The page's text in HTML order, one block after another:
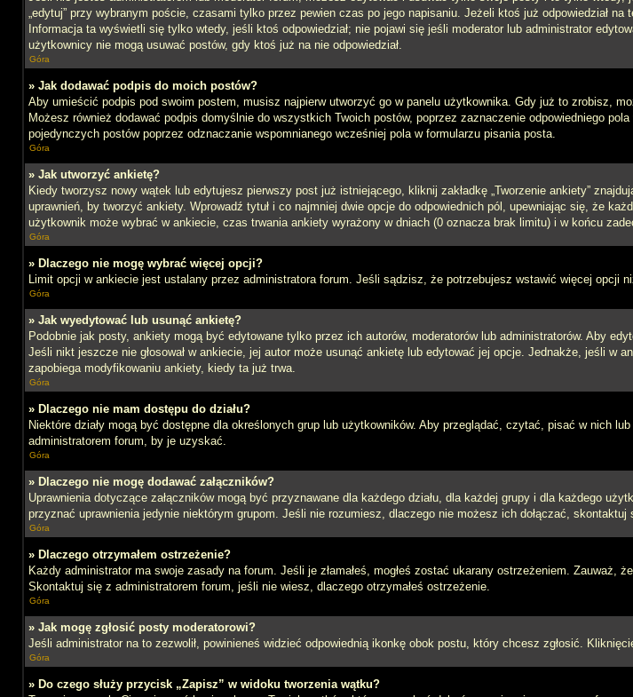
„edytuj” przy wybranym poście, czasami tylko przez pewien czas po jego napisaniu. Jeżeli ktoś już odpowiedział
Informacja ta wyświetli się tylko wtedy, jeśli ktoś odpowiedział; nie pojawi się jeśli moderator lub administrator
użytkownicy nie mogą usuwać postów, gdy ktoś już na nie odpowiedział.
Góra
» Jak dodawać podpis do moich postów?
Aby umieścić podpis pod swoim postem, musisz najpierw utworzyć go w panelu użytkownika. Gdy już to zrobisz,
Możesz również dodawać podpis domyślnie do wszystkich Twoich postów, poprzez zaznaczenie odpowiedniego
pojedynczych postów poprzez odznaczanie wspomnianego wcześniej pola w formularzu pisania posta.
Góra
» Jak utworzyć ankietę?
Kiedy tworzysz nowy wątek lub edytujesz pierwszy post już istniejącego, kliknij zakładkę „Tworzenie ankiety”
uprawnień, by tworzyć ankiety. Wprowadź tytuł i co najmniej dwie opcje do odpowiednich pól, upewniając się, że
użytkownik może wybrać w ankiecie, czas trwania ankiety wyrażony w dniach (0 oznacza brak limitu) i w końcu
Góra
» Dlaczego nie mogę wybrać więcej opcji?
Limit opcji w ankiecie jest ustalany przez administratora forum. Jeśli sądzisz, że potrzebujesz wstawić więcej opcji
Góra
» Jak wyedytować lub usunąć ankietę?
Podobnie jak posty, ankiety mogą być edytowane tylko przez ich autorów, moderatorów lub administratorów. Aby
Jeśli nikt jeszcze nie głosował w ankiecie, jej autor może usunąć ankietę lub edytować jej opcje. Jednakże, jeśli w
zapobiega modyfikowaniu ankiety, kiedy ta już trwa.
Góra
» Dlaczego nie mam dostępu do działu?
Niektóre działy mogą być dostępne dla określonych grup lub użytkowników. Aby przeglądać, czytać, pisać w nich
administratorem forum, by je uzyskać.
Góra
» Dlaczego nie mogę dodawać załączników?
Uprawnienia dotyczące załączników mogą być przyznawane dla każdego działu, dla każdej grupy i dla każdego
przyznać uprawnienia jedynie niektórym grupom. Jeśli nie rozumiesz, dlaczego nie możesz ich dołączać, skontaktuj
Góra
» Dlaczego otrzymałem ostrzeżenie?
Każdy administrator ma swoje zasady na forum. Jeśli je złamałeś, mogłeś zostać ukarany ostrzeżeniem.
Skontaktuj się z administratorem forum, jeśli nie wiesz, dlaczego otrzymałeś ostrzeżenie.
Góra
» Jak mogę zgłosić posty moderatorowi?
Jeśli administrator na to zezwolił, powinieneś widzieć odpowiednią ikonkę obok postu, który chcesz zgłosić.
Góra
» Do czego służy przycisk „Zapisz” w widoku tworzenia wątku?